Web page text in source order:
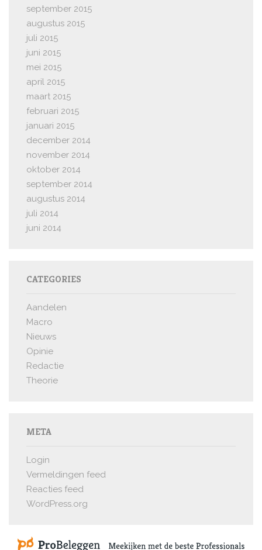
september 2015
augustus 2015
juli 2015
juni 2015
mei 2015
april 2015
maart 2015
februari 2015
januari 2015
december 2014
november 2014
oktober 2014
september 2014
augustus 2014
juli 2014
juni 2014
CATEGORIES
Aandelen
Macro
Nieuws
Opinie
Redactie
Theorie
META
Login
Vermeldingen feed
Reacties feed
WordPress.org